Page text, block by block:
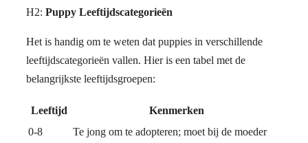
H2: Puppy Leeftijdscategorieën
Het is handig om te weten dat puppies in verschillende
leeftijdscategorieën vallen. Hier is een tabel met de
belangrijkste leeftijdsgroepen:
Leeftijd
Kenmerken
0-8
Te jong om te adopteren; moet bij de moeder